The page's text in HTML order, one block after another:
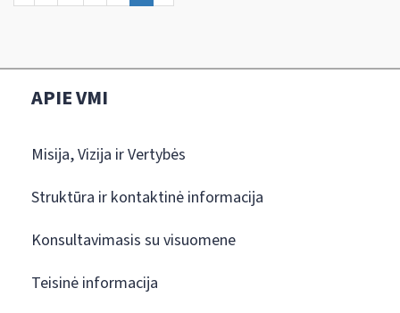
APIE VMI
Misija, Vizija ir Vertybės
Struktūra ir kontaktinė informacija
Konsultavimasis su visuomene
Teisinė informacija